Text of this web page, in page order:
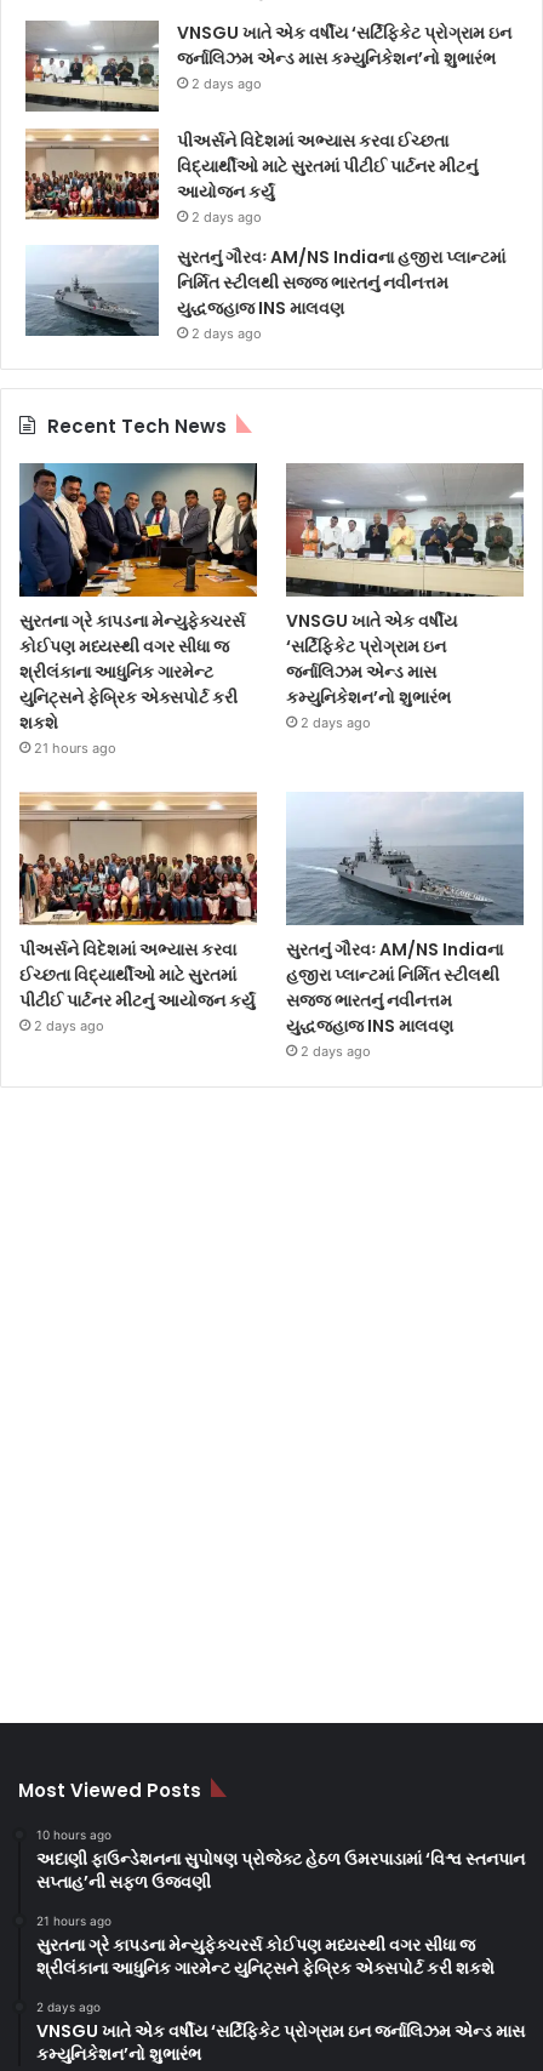
VNSGU ખાતે એક વર્ષીય ‘સર્ટિફિકેટ પ્રોગ્રામ ઇન
જર્નાલિઝમ એન્ડ માસ કમ્યુનિકેશન’નો શુભારંભ
2 days ago
પીઅર્સને વિદેશમાં અભ્યાસ કરવા ઈચ્છતા
વિદ્યાર્થીઓ માટે સુરતમાં પીટીઈ પાર્ટનર મીટનું
આયોજન કર્યું
2 days ago
સુરતનું ગૌરવઃ AM/NS Indiaના હજીરા પ્લાન્ટમાં
નિર્મિત સ્ટીલથી સજ્જ ભારતનું નવીનત્તમ
યુદ્ધજહાજ INS માલવણ
2 days ago
Recent Tech News
સુરતના ગ્રે કાપડના મેન્યુફેક્ચરર્સ
કોઈપણ મધ્યસ્થી વગર સીધા જ
શ્રીલંકાના આધુનિક ગારમેન્ટ
યુનિટ્સને ફેબ્રિક એક્સપોર્ટ કરી
શકશે
21 hours ago
VNSGU ખાતે એક વર્ષીય
‘સર્ટિફિકેટ પ્રોગ્રામ ઇન
જર્નાલિઝમ એન્ડ માસ
કમ્યુનિકેશન’નો શુભારંભ
2 days ago
પીઅર્સને વિદેશમાં અભ્યાસ કરવા
ઈચ્છતા વિદ્યાર્થીઓ માટે સુરતમાં
પીટીઈ પાર્ટનર મીટનું આયોજન કર્યું
2 days ago
સુરતનું ગૌરવઃ AM/NS Indiaના
હજીરા પ્લાન્ટમાં નિર્મિત સ્ટીલથી
સજ્જ ભારતનું નવીનત્તમ
યુદ્ધજહાજ INS માલવણ
2 days ago
Most Viewed Posts
10 hours ago
અદાણી ફાઉન્ડેશનના સુપોષણ પ્રોજેક્ટ હેઠળ ઉમરપાડામાં ‘વિશ્વ સ્તનપાન
સપ્તાહ’ની સફળ ઉજવણી
21 hours ago
સુરતના ગ્રે કાપડના મેન્યુફેક્ચરર્સ કોઈપણ મધ્યસ્થી વગર સીધા જ
શ્રીલંકાના આધુનિક ગારમેન્ટ યુનિટ્સને ફેબ્રિક એક્સપોર્ટ કરી શકશે
2 days ago
VNSGU ખાતે એક વર્ષીય ‘સર્ટિફિકેટ પ્રોગ્રામ ઇન જર્નાલિઝમ એન્ડ માસ
કમ્યુનિકેશન’નો શુભારંભ